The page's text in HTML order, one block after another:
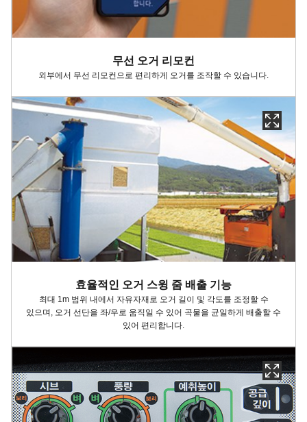
무선 오거 리모컨
외부에서 무선 리모컨으로 편리하게 오거를 조작할 수 있습니다.
효율적인 오거 스윙 줌 배출 기능
최대 1m 범위 내에서 자유자재로 오거 길이 및 각도를 조정할 수
있으며, 오거 선단을 좌/우로 움직일 수 있어 곡물을 균일하게 배출할 수
있어 편리합니다.